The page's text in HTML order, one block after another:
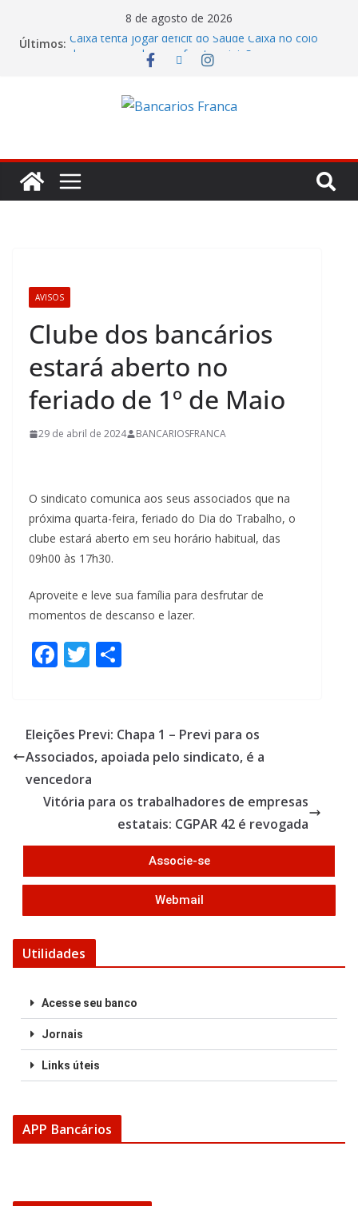
8 de agosto de 2026
Últimos: Caixa tenta jogar déficit do Saúde Caixa no colo
dos empregados e enfrenta rejeição na mesa
Bradesco tem alta no lucro de 16% e atinge R$
Itaú atende cobrança da CONTEC e garante
condiciona avanços à decisão da Fenaban
AVISOS
Clube dos bancários
estará aberto no
feriado de 1º de Maio
29 de abril de 2024 BANCARIOSFRANCA
O sindicato comunica aos seus associados que na
próxima quarta-feira, feriado do Dia do Trabalho, o
clube estará aberto em seu horário habitual, das
09h00 às 17h30.
Aproveite e leve sua família para desfrutar de
momentos de descanso e lazer.
F
b
o
o
k
T
er e
Eleições Previ: Chapa 1 – Previ para os
Associados, apoiada pelo sindicato, é a
vencedora
Vitória para os trabalhadores de empresas
estatais: CGPAR 42 é revogada
Associe-se
Webmail
Utilidades
Acesse seu banco
Jornais
Links úteis
APP Bancários